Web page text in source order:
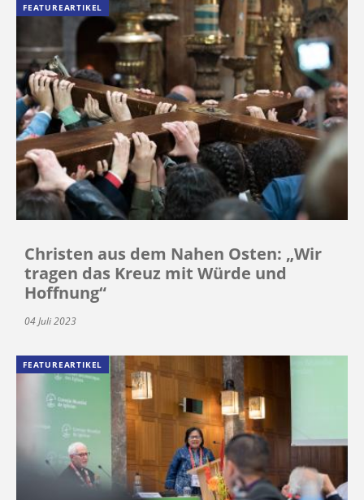
FEATUREARTIKEL
Christen aus dem Nahen Osten: „Wir
tragen das Kreuz mit Würde und
Hoffnung“
04 Juli 2023
FEATUREARTIKEL